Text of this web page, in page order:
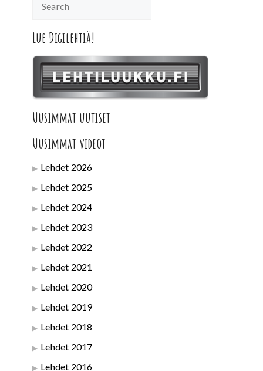
Lue Digilehtiä!
Uusimmat uutiset
Uusimmat videot
Lehdet 2026
Lehdet 2025
Lehdet 2024
Lehdet 2023
Lehdet 2022
Lehdet 2021
Lehdet 2020
Lehdet 2019
Lehdet 2018
Lehdet 2017
Lehdet 2016